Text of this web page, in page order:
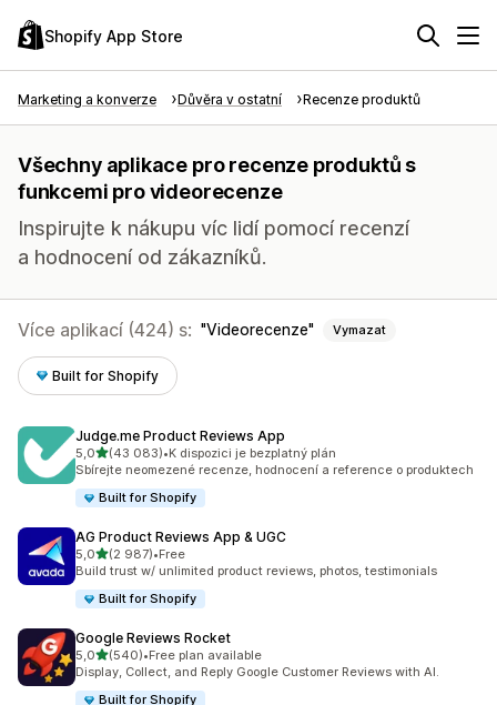
Shopify App Store
Marketing a konverze Důvěra v ostatní Recenze produktů
Všechny aplikace pro recenze produktů s
funkcemi pro videorecenze
Inspirujte k nákupu víc lidí pomocí recenzí
a hodnocení od zákazníků.
Více aplikací (424) s: Videorecenze Vymazat
Built for Shopify
Judge.me Product Reviews App
5,0z 5 hvězd
(43 083)
Celkový počet recenzí: 43083
•K dispozici je bezplatný plán
Sbírejte neomezené recenze, hodnocení a reference o produktech
Built for Shopify
AG Product Reviews App & UGC
5,0z 5 hvězd
(2 987)
Celkový počet recenzí: 2987
•Free
Build trust w/ unlimited product reviews, photos, testimonials
Built for Shopify
Google Reviews Rocket
5,0z 5 hvězd
(540)
Celkový počet recenzí: 540
•Free plan available
Display, Collect, and Reply Google Customer Reviews with AI.
Built for Shopify